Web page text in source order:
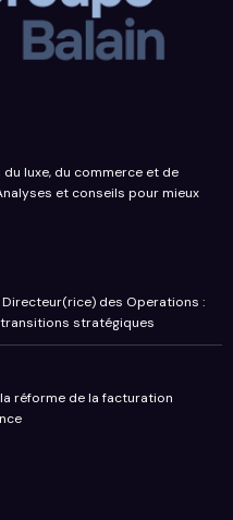
luxe, du commerce et de
et conseils pour mieux
des Operations :
stratégiques
réforme de la facturation